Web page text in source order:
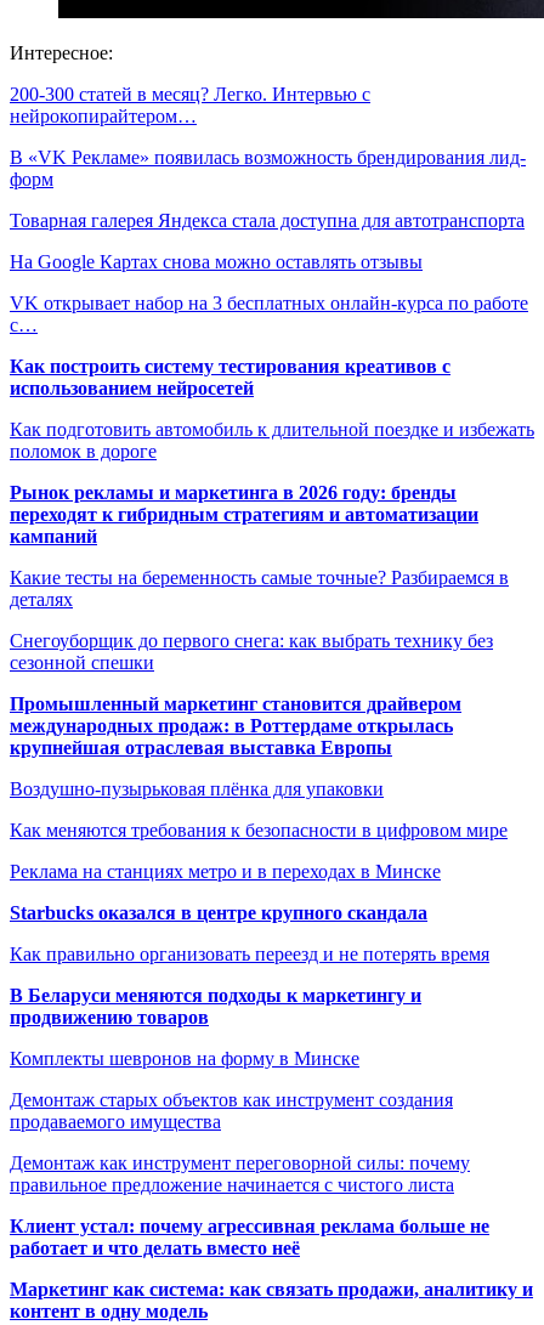
Интересное:
200-300 статей в месяц? Легко. Интервью с
нейрокопирайтером…
В «VK Рекламе» появилась возможность брендирования лид-
форм
Товарная галерея Яндекса стала доступна для автотранспорта
На Google Картах снова можно оставлять отзывы
VK открывает набор на 3 бесплатных онлайн-курса по работе
с…
Как построить систему тестирования креативов с
использованием нейросетей
Как подготовить автомобиль к длительной поездке и избежать
поломок в дороге
Рынок рекламы и маркетинга в 2026 году: бренды
переходят к гибридным стратегиям и автоматизации
кампаний
Какие тесты на беременность самые точные? Разбираемся в
деталях
Снегоуборщик до первого снега: как выбрать технику без
сезонной спешки
Промышленный маркетинг становится драйвером
международных продаж: в Роттердаме открылась
крупнейшая отраслевая выставка Европы
Воздушно-пузырьковая плёнка для упаковки
Как меняются требования к безопасности в цифровом мире
Реклама на станциях метро и в переходах в Минске
Starbucks оказался в центре крупного скандала
Как правильно организовать переезд и не потерять время
В Беларуси меняются подходы к маркетингу и
продвижению товаров
Комплекты шевронов на форму в Минске
Демонтаж старых объектов как инструмент создания
продаваемого имущества
Демонтаж как инструмент переговорной силы: почему
правильное предложение начинается с чистого листа
Клиент устал: почему агрессивная реклама больше не
работает и что делать вместо неё
Маркетинг как система: как связать продажи, аналитику и
контент в одну модель